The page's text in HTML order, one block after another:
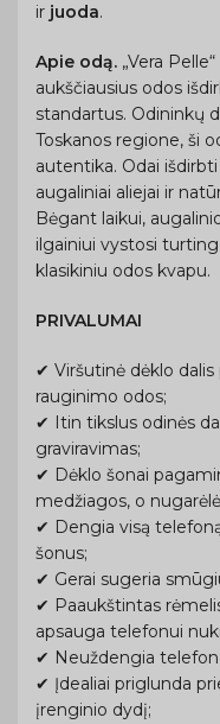
ir juoda.
Apie odą. „Vera
aukščiausius odos
standartus. Odininkų
Toskanos regione, ši
autentika. Odai
augaliniai aliejai ir
Bėgant laikui,
ilgainiui vystosi
klasikiniu odos kvapu.
PRIVALUMAI
✔ Viršutinė dėklo
rauginimo odos;
✔ Itin tikslus odinės
graviravimas;
✔ Dėklo šonai
medžiagos, o
✔ Dengia visą
šonus;
✔ Gerai sugeria
✔ Paaukštintas
apsauga telefonui
✔ Neuždengia
✔ Įdealiai priglunda
įrenginio dydį;